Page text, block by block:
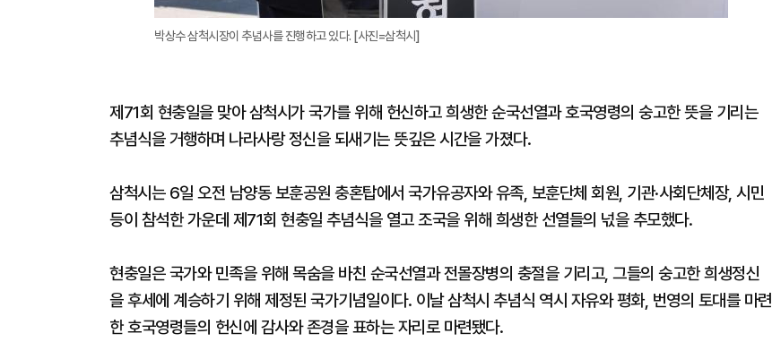
박상수 삼척시장이 추념사를 진행하고 있다. [사진=삼척시]
제71회 현충일을 맞아 삼척시가 국가를 위해 헌신하고 희생한 순국선열과 호국영령의 숭고한 뜻을 기리는
추념식을 거행하며 나라사랑 정신을 되새기는 뜻깊은 시간을 가졌다.
삼척시는 6일 오전 남양동 보훈공원 충혼탑에서 국가유공자와 유족, 보훈단체 회원, 기관·사회단체장, 시민
등이 참석한 가운데 제71회 현충일 추념식을 열고 조국을 위해 희생한 선열들의 넋을 추모했다.
현충일은 국가와 민족을 위해 목숨을 바친 순국선열과 전몰장병의 충절을 기리고, 그들의 숭고한 희생정신
을 후세에 계승하기 위해 제정된 국가기념일이다. 이날 삼척시 추념식 역시 자유와 평화, 번영의 토대를 마련
한 호국영령들의 헌신에 감사와 존경을 표하는 자리로 마련됐다.